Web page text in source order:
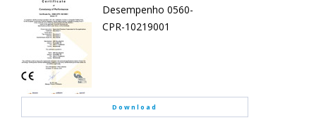
Desempenho 0560-
CPR-10219001
Download